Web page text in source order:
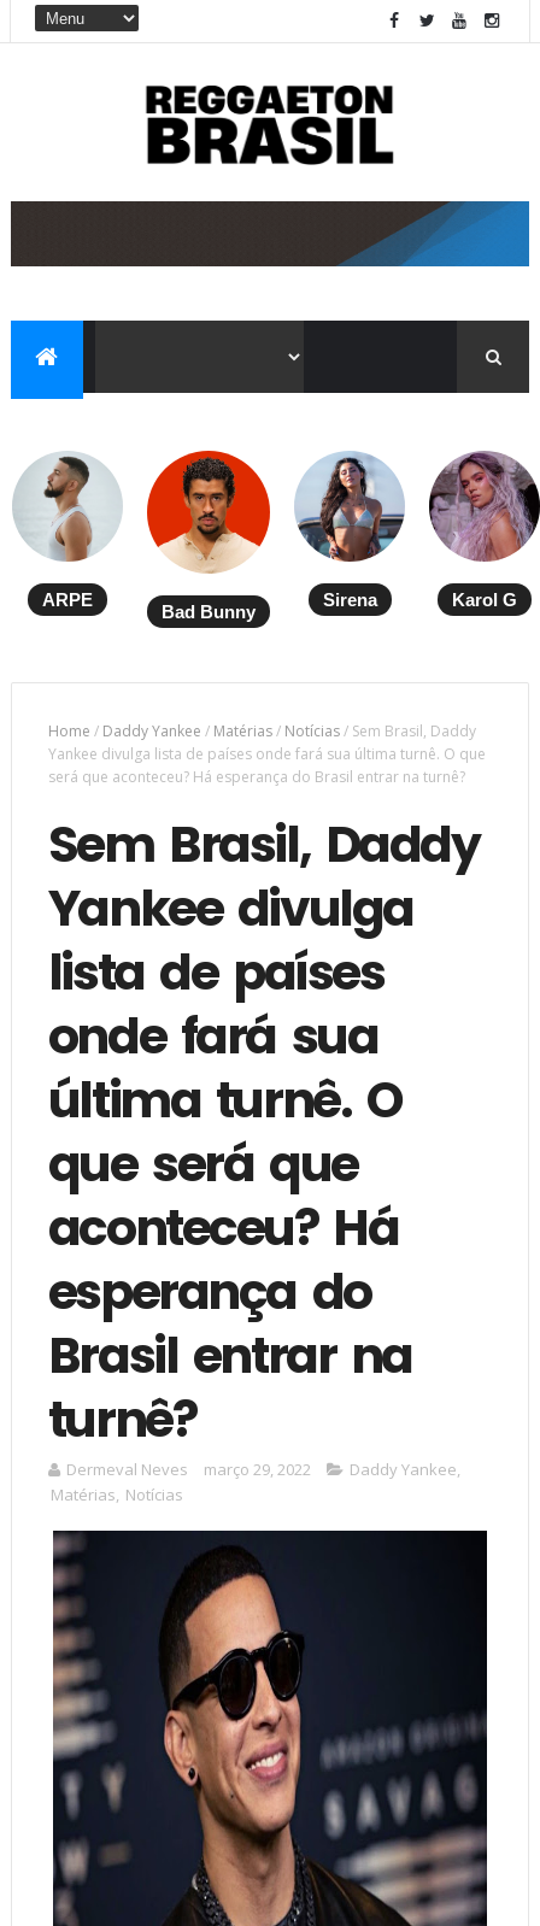
ARPE
Bad Bunny
Sirena Karol G
Home / Daddy Yankee / Matérias/ Notícias/ Sem Brasil, Daddy
Yankee divulga lista de países onde fará sua última turnê. O que
será que aconteceu? Há esperança do Brasil entrar na turnê?
Sem Brasil, Daddy
Yankee divulga
lista de países
onde fará sua
última turnê. O
que será que
aconteceu? Há
esperança do
Brasil entrar na
turnê?
Dermeval Neves março 29, 2022 Daddy Yankee,
Matérias, Notícias